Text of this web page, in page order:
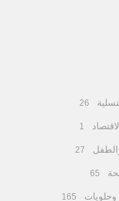
26
1
27
65
وحلويات 165